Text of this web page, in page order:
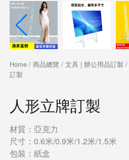
Home/ 商品總覽 / 文具 | 辦公用品訂製 /
訂製
人形立牌訂製
材質：亞克力
尺寸：0.6米/0.9米/1.2米/1.5米
包裝：紙盒